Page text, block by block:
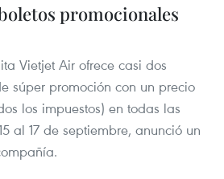
promocionales
Vietjet Air ofrece casi dos
súper promoción con un precio
los impuestos) en todas las
al 17 de septiembre, anunció un